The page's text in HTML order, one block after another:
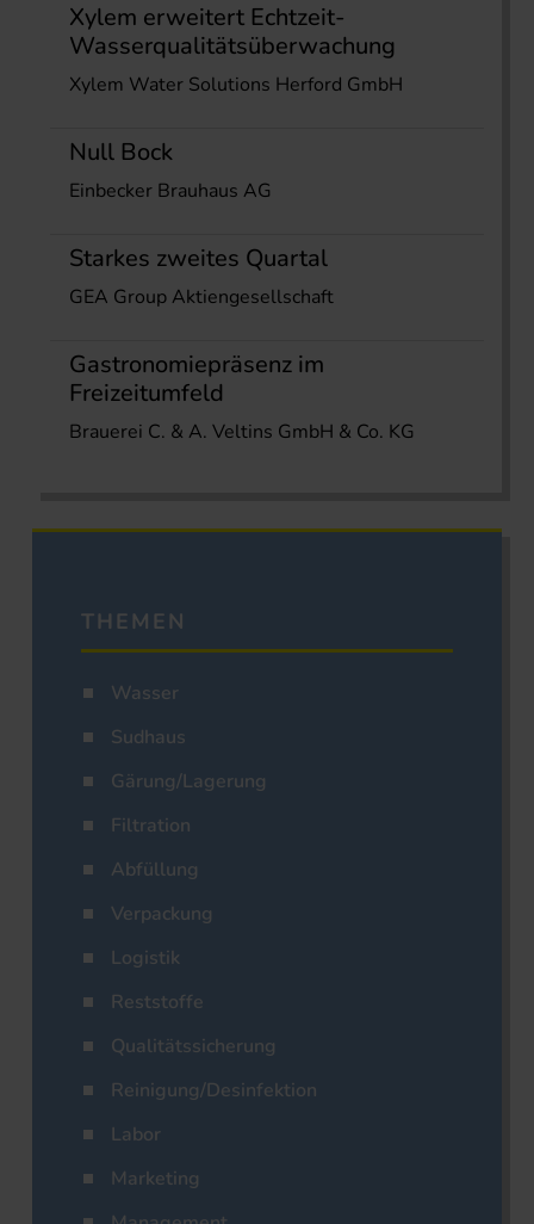
Xylem erweitert Echtzeit-
Wasserqualitätsüberwachung
Xylem Water Solutions Herford GmbH
Null Bock
Einbecker Brauhaus AG
Starkes zweites Quartal
GEA Group Aktiengesellschaft
Gastronomiepräsenz im
Freizeitumfeld
Brauerei C. & A. Veltins GmbH & Co. KG
THEMEN
Wasser
Sudhaus
Gärung/Lagerung
Filtration
Abfüllung
Verpackung
Logistik
Reststoffe
Qualitätssicherung
Reinigung/Desinfektion
Labor
Marketing